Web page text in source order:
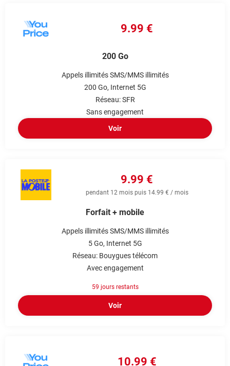
9.99 €
200 Go
Appels illimités SMS/MMS illimités
200 Go Internet 5G
Réseau: SFR
Sans engagement
Voir
9.99 €
pendant 12 mois puis 14.99 € / mois
Forfait + mobile
Appels illimités SMS/MMS illimités
5 Go Internet 5G
Réseau: Bouygues télécom
Avec engagement
59 jours restants
Voir
10.99 €